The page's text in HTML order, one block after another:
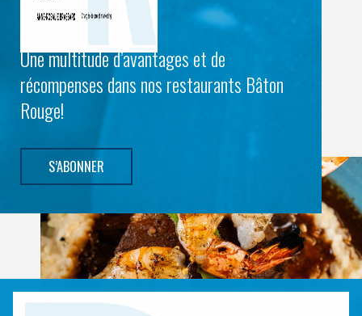
Une multitude d’avantages et de
récompenses dans nos restaurants Bâton
Rouge!
S’ABONNER